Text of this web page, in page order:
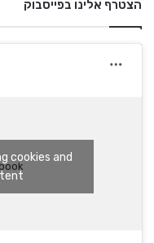
הצטרף אלינו בפייסבוק
cookies and